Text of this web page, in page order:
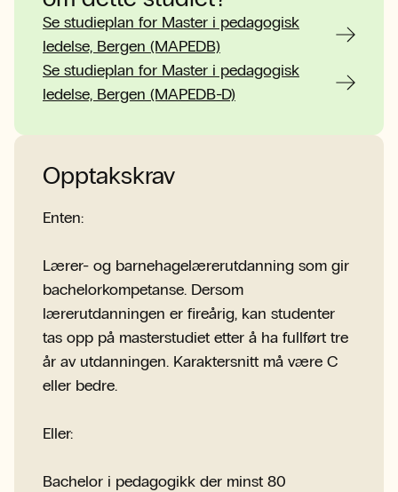
Se studieplan for Master i pedagogisk
ledelse, Bergen (MAPEDB)
Se studieplan for Master i pedagogisk
ledelse, Bergen (MAPEDB-D)
Opptakskrav
Enten:
Lærer- og barnehagelærerutdanning som gir
bachelorkompetanse. Dersom
lærerutdanningen er fireårig, kan studenter
tas opp på masterstudiet etter å ha fullført tre
år av utdanningen. Karaktersnitt må være C
eller bedre.
Eller:
Bachelor i pedagogikk der minst 80